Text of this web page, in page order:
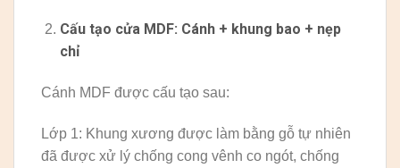
Cấu tạo cửa MDF: Cánh + khung bao + nẹp
chỉ
Cánh MDF được cấu tạo sau:
Lớp 1: Khung xương được làm bằng gỗ tự nhiên
đã được xử lý chống cong vênh co ngót, chống